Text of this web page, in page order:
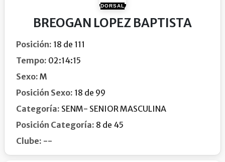
DORSAL
BREOGAN LOPEZ BAPTISTA
Posición: 18 de 111
Tempo: 02:14:15
Sexo: M
Posición Sexo: 18 de 99
Categoría: SENM- SENIOR MASCULINA
Posición Categoría: 8 de 45
Clube: --